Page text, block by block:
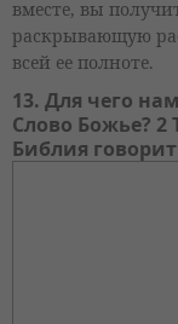
вместе, вы
раскрывающую
всей ее полноте.
13. Для чего
Слово Божье? 2
Библия